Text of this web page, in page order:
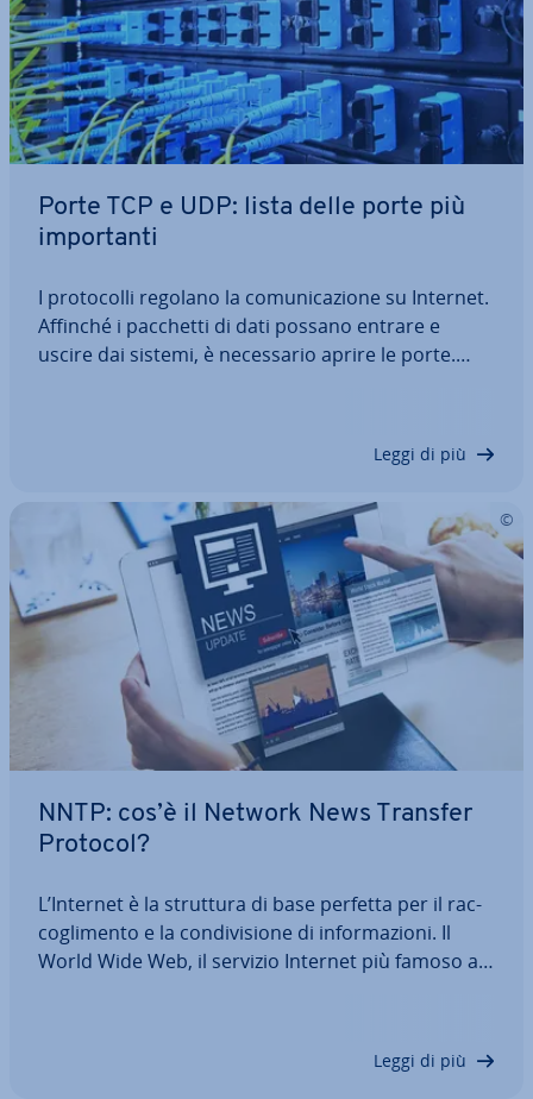
Porte TCP e UDP: lista delle porte più
im­por­tan­ti
I pro­to­col­li regolano la co­mu­ni­ca­zio­ne su Internet.
Affinché i pacchetti di dati possano entrare e
uscire dai sistemi, è ne­ces­sa­rio aprire le porte.
Leggi di più
NNTP: cos’è il Network News Transfer
Protocol?
L’Internet è la struttura di base perfetta per il rac­
co­gli­men­to e la con­di­vi­sio­ne di in­for­ma­zio­ni. Il
World Wide Web, il servizio Internet più famoso al
Leggi di più